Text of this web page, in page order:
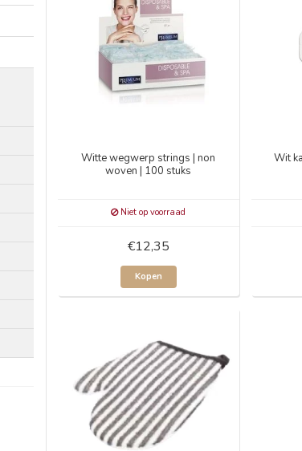
Witte wegwerp strings | non
woven | 100 stuks
Niet op voorraad
€12,35
Kopen
Wit